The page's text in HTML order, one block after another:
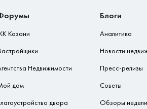
Казани
Недвижимости
дом
двора
Блоги
Аналитика
Новости
Пресс-релизы
Советы
Обзоры недели